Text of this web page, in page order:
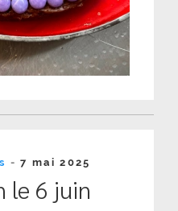
-Publié
7 mai 2025
le 6 juin